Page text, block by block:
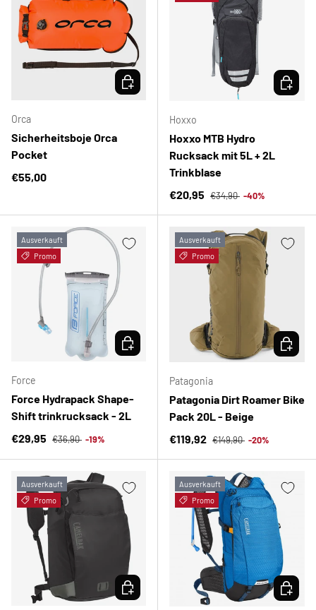
Orca
Sicherheitsboje Orca
Pocket
Normaler Preis
€55,00
OPTIONEN AUSWÄHLEN
Hoxxo
Hoxxo MTB Hydro
Rucksack mit 5L + 2L
Trinkblase
Verkaufspreis
€20,95 Normaler Preis
€34,90 -40%
Ausverkauft
Promo
Force
Force Hydrapack Shape-
Shift trinkrucksack - 2L
Verkaufspreis
€29,95 Normaler Preis
€36,90 -19%
OPTIONEN AUSWÄHLEN
Ausverkauft
Promo
Patagonia
Patagonia Dirt Roamer Bike
Pack 20L - Beige
Verkaufspreis
€119,92 Normaler Preis
€149,90 -20%
Ausverkauft
Promo
OPTIONEN AUSWÄHLEN
Ausverkauft
Promo